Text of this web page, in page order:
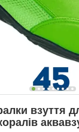
взуття